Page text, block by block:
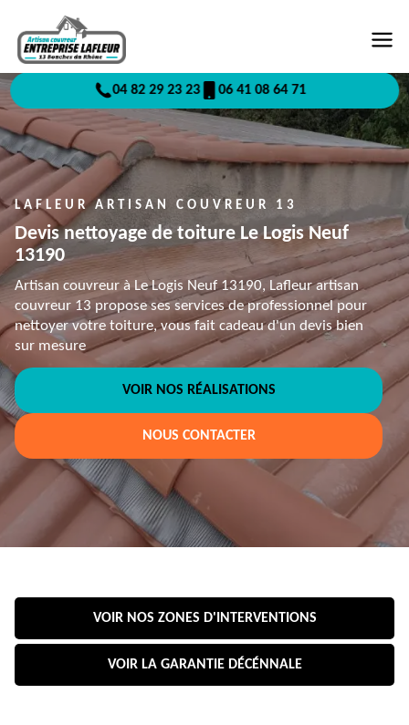
04 82 29 23 23 06 41 08 64 71
LAFLEUR ARTISAN COUVREUR 13
Devis nettoyage de toiture Le Logis Neuf
13190
Artisan couvreur à Le Logis Neuf 13190, Lafleur artisan
couvreur 13 propose ses services de professionnel pour
nettoyer votre toiture, vous fait cadeau d'un devis bien
sur mesure
VOIR NOS RÉALISATIONS
NOUS CONTACTER
VOIR NOS ZONES D'INTERVENTIONS
VOIR LA GARANTIE DÉCÉNNALE